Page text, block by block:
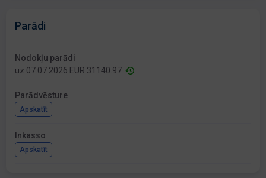
Parādi
Nodokļu parādi
uz 07.07.2026 EUR 31140.97
Parādvēsture
Apskatīt
Inkasso
Apskatīt